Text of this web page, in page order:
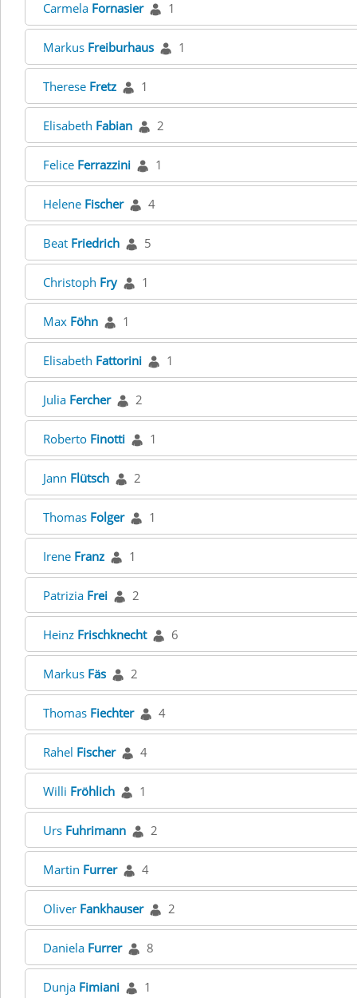
Carmela Fornasier 1
Markus Freiburhaus 1
Therese Fretz 1
Elisabeth Fabian 2
Felice Ferrazzini 1
Helene Fischer 4
Beat Friedrich 5
Christoph Fry 1
Max Föhn 1
Elisabeth Fattorini 1
Julia Fercher 2
Roberto Finotti 1
Jann Flütsch 2
Thomas Folger 1
Irene Franz 1
Patrizia Frei 2
Heinz Frischknecht 6
Markus Fäs 2
Thomas Fiechter 4
Rahel Fischer 4
Willi Fröhlich 1
Urs Fuhrimann 2
Martin Furrer 4
Oliver Fankhauser 2
Daniela Furrer 8
Dunja Fimiani 1